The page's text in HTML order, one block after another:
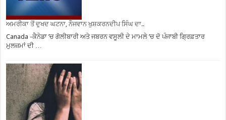
ਅਮਰੀਕਾ ਤੋਂ ਦੁਖਦ ਘਟਨਾ, ਨੌਜਵਾਨ ਖੁਸ਼ਕਰਨਦੀਪ ਸਿੰਘ ਦਾ..
Canada -ਕੈਨੇਡਾ ’ਚ ਗੋਲੀਬਾਰੀ ਅਤੇ ਜਬਰਨ ਵਸੂਲੀ ਦੇ ਮਾਮਲੇ ’ਚ ਦੋ ਪੰਜਾਬੀ ਗ੍ਰਿਫ਼ਤਾਰ
ਮੁਲਜ਼ਮਾਂ ਦੀ …